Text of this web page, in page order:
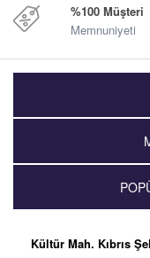
%100 Müşteri
Memnuniyeti
Kültür Mah. Kıbrıs